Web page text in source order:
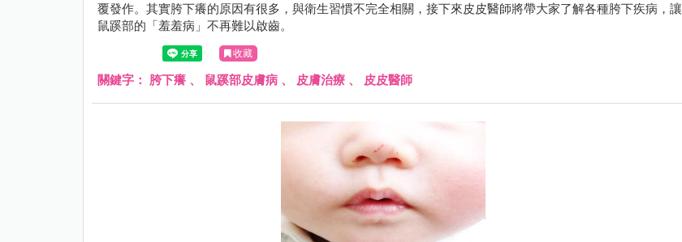
覆發作。其實胯下癢的原因有很多，與衛生習慣不完全相關，接下來皮皮醫師將帶大家了解各種胯下疾病，讓
鼠蹊部的「羞羞病」不再難以啟齒。
收藏
關鍵字： 胯下癢 、 鼠蹊部皮膚病 、 皮膚治療 、 皮皮醫師